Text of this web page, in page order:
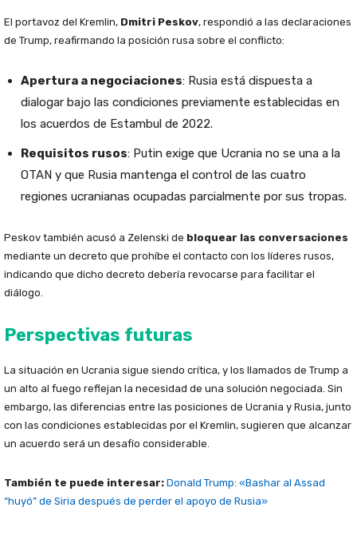
El portavoz del Kremlin, Dmitri Peskov, respondió a las declaraciones
de Trump, reafirmando la posición rusa sobre el conflicto:
Apertura a negociaciones: Rusia está dispuesta a
dialogar bajo las condiciones previamente establecidas en
los acuerdos de Estambul de 2022.
Requisitos rusos: Putin exige que Ucrania no se una a la
OTAN y que Rusia mantenga el control de las cuatro
regiones ucranianas ocupadas parcialmente por sus tropas.
Peskov también acusó a Zelenski de bloquear las conversaciones
mediante un decreto que prohíbe el contacto con los líderes rusos,
indicando que dicho decreto debería revocarse para facilitar el
diálogo.
Perspectivas futuras
La situación en Ucrania sigue siendo crítica, y los llamados de Trump a
un alto al fuego reflejan la necesidad de una solución negociada. Sin
embargo, las diferencias entre las posiciones de Ucrania y Rusia, junto
con las condiciones establecidas por el Kremlin, sugieren que alcanzar
un acuerdo será un desafío considerable.
También te puede interesar: Donald Trump: «Bashar al Assad
“huyó” de Siria después de perder el apoyo de Rusia»